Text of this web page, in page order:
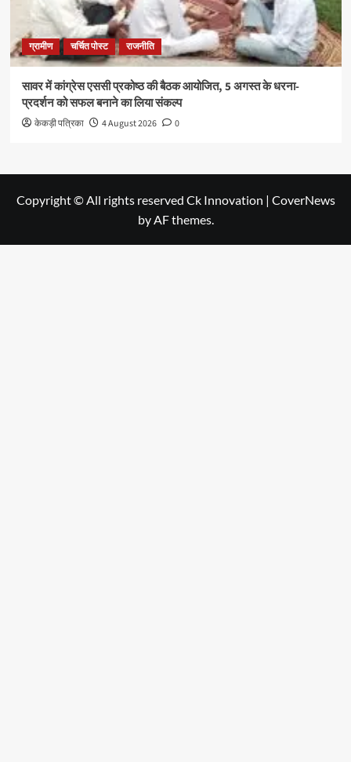
ग्रामीण चर्चित पोस्ट राजनीति
सावर में कांग्रेस एससी प्रकोष्ठ की बैठक आयोजित, 5 अगस्त के धरना-
प्रदर्शन को सफल बनाने का लिया संकल्प
केकड़ी पत्रिका 4 August 2026 0
Copyright © All rights reserved Ck Innovation | CoverNews
by AF themes.